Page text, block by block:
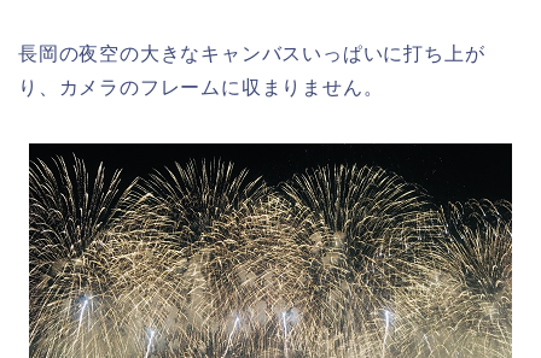
長岡の夜空の大きなキャンバスいっぱいに打ち上が
り、カメラのフレームに収まりません。